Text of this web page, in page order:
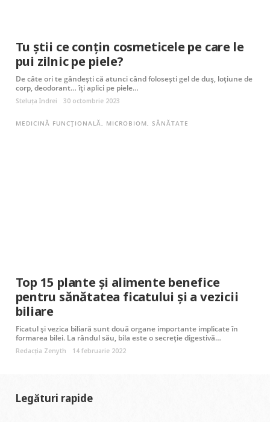
Tu știi ce conțin cosmeticele pe care le
pui zilnic pe piele?
De câte ori te gândești că atunci când folosești gel de duș, loțiune de
corp, deodorant… îți aplici pe piele…
Steluța Indrei 30 octombrie 2023
MEDICINĂ FUNCȚIONALĂ, MICROBIOM,SĂNĂTATE
Top 15 plante și alimente benefice
pentru sănătatea ficatului și a vezicii
biliare
Ficatul și vezica biliară sunt două organe importante implicate în
formarea bilei. La rândul său, bila este o secreție digestivă…
Redacția Zenyth 14 februarie 2022
Legături rapide